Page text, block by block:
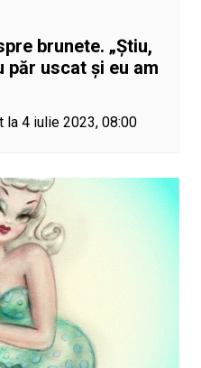
brunete. „Știu,
păr uscat și eu am
la 4 iulie 2023, 08:00